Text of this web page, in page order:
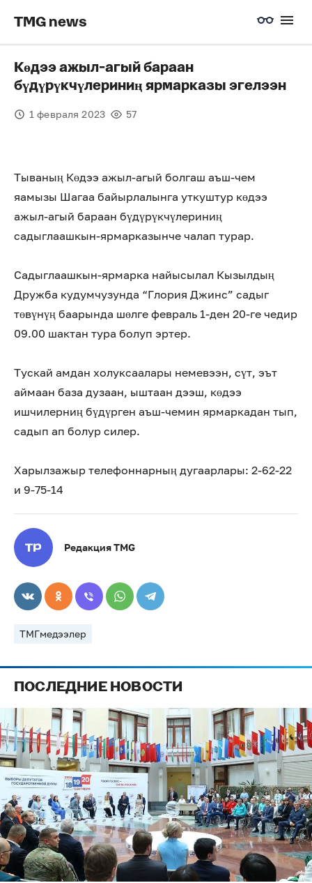
TMG news
Көдээ ажыл-агый бараан
бүдүрүкчүлериниң ярмарказы эгелээн
1 февраля 2023 57
Тываның Көдээ ажыл-агый болгаш аъш-чем
яамызы Шагаа байырлалынга уткуштур көдээ
ажыл-агый бараан бүдүрүкчүлериниң
садыглаашкын-ярмарказынче чалап турар.
Садыглаашкын-ярмарка найысылал Кызылдың
Дружба кудумчузунда “Глория Джинс” садыг
төвүнүң баарында шөлге февраль 1-ден 20-ге чедир
09.00 шактан тура болуп эртер.
Тускай амдан холуксаалары немевээн, сүт, эът
аймаан база дузаан, ыштаан дээш, көдээ
ишчилерниң бүдүрген аъш-чемин ярмаркадан тып,
садып ап болур силер.
Харылзажыр телефоннарның дугаарлары: 2-62-22
и 9-75-14
Редакция TMG
ТМГмедээлер
ПОСЛЕДНИЕ НОВОСТИ